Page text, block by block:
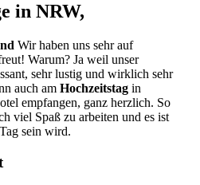
in NRW,
Wir haben uns sehr auf
Warum? Ja weil unser
sehr lustig und wirklich sehr
auch am Hochzeitstag in
empfangen, ganz herzlich. So
viel Spaß zu arbeiten und es ist
sein wird.